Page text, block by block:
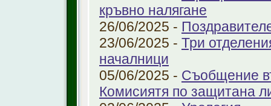
кръвно налягане
26/06/2025 -
23/06/2025 - Три
началници
05/06/2025 - Съобщение
Комисиятя по защитана